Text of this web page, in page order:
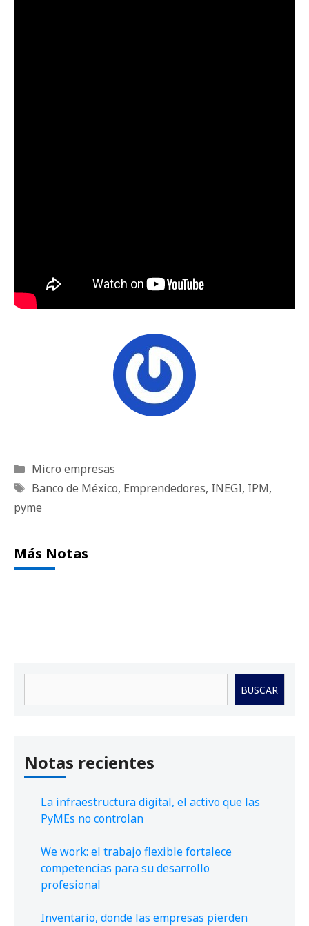
Categorías
Micro empresas
Etiquetas
Banco de México, Emprendedores, INEGI, IPM,
pyme
Más Notas
BUSCAR
Notas recientes
La infraestructura digital, el activo que las
PyMEs no controlan
We work: el trabajo flexible fortalece
competencias para su desarrollo
profesional
Inventario, donde las empresas pierden